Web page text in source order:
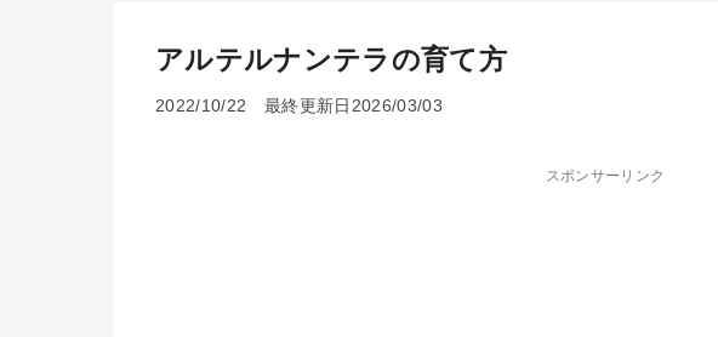
アルテルナンテラの育て方
2022/10/22
最終更新日2026/03/03
スポンサーリンク